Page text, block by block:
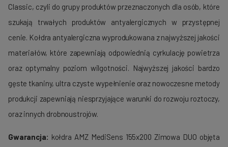
Classic, czyli do grupy produktów przeznaczonych dla osób, które
szukają trwałych produktów antyalergicznych w przystępnej
cenie. Kołdra antyalergiczna wyprodukowana z najwyższej jakości
materiałów, które zapewniają odpowiednią cyrkulację powietrza
oraz optymalny poziom wilgotności. Najwyższej jakości bardzo
gęste tkaniny, ultra czyste wypełnienie oraz nowoczesne metody
produkcji zapewniają niesprzyjające warunki do rozwoju roztoczy,
oraz innych drobnoustrojów.
Gwarancja: kołdra AMZ MediSens 155x200 Zimowa DUO objęta